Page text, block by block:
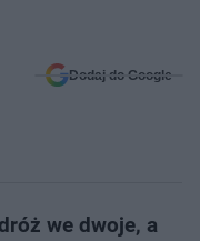
Dodaj do Google
we dwoje, a